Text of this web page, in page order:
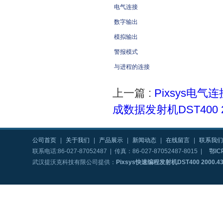
电气连接
数字输出
模拟输出
警报模式
与进程的连接
上一篇 : Pixsys电气连
成数据发射机DST400
公司首页 关于我们 产品展示 新闻动态 在线留言
联系我们
联系电话:86-027-87052487 | 传真：86-027-87052487-8015 |
鄂
武汉提沃克科技有限公司提供： Pixsys快速编程发射机DST400